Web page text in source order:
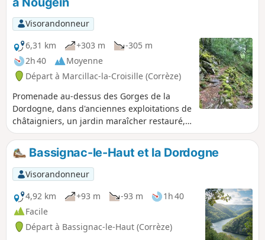
Visorandonneur
6,31 km
+303 m
-305 m
2h 40
Moyenne
Départ à Marcillac-la-Croisille (Corrèze)
Promenade au-dessus des Gorges de la
Dordogne, dans d'anciennes exploitations de
châtaigniers, un jardin maraîcher restauré,
sur une ancienne voie romaine, des pistes et
des sentiers forestiers.
Bassignac-le-Haut et la Dordogne
Visorandonneur
4,92 km
+93 m -93 m
1h 40
Facile
Départ à Bassignac-le-Haut (Corrèze)